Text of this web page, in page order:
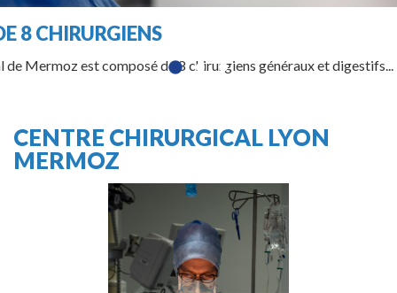
8 CHIRURGIENS
Mermoz est composé de 8 chirurgiens généraux et digestifs...
CENTRE CHIRURGICAL LYON
MERMOZ